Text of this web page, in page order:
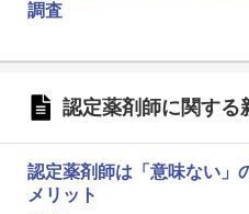
調査
認定薬剤師に関する
認定薬剤師は「意味ない」
メリット